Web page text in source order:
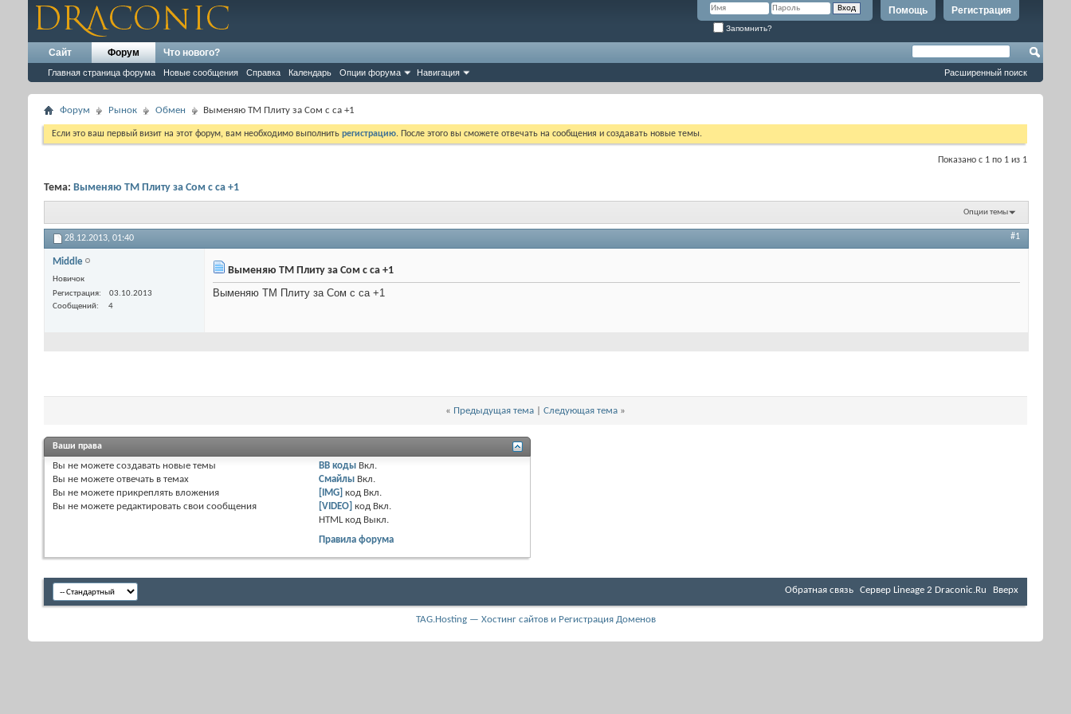
Регистрация
Помощь
Запомнить?
Сайт Форум
Главная страница форума Новые сообщения Справка Календарь Опции форума Навигация
Что нового?
Расширенный поиск
Форум Рынок Обмен Выменяю ТМ Плиту за Сом с са +1
Если это ваш первый визит на этот форум, вам необходимо выполнить регистрацию. После этого вы сможете отвечать на сообщения и создавать новые темы.
Показано с 1 по 1 из 1
Тема: Выменяю ТМ Плиту за Сом с са +1
Опции темы
28.12.2013, 01:40 #1
Middle
Новичок
Регистрация
03.10.2013
Сообщений
4
Выменяю ТМ Плиту за Сом с са +1
Выменяю ТМ Плиту за Сом с са +1
« Предыдущая тема Следующая тема »
Ваши права
Вы не можете создавать новые темы
Вы не можете отвечать в темах
Вы не можете прикреплять вложения
Вы не можете редактировать свои сообщения
BB коды Вкл.
Смайлы Вкл.
[IMG] код Вкл.
[VIDEO] код Вкл.
HTML код Выкл.
Правила форума
Обратная связь Cервер Lineage 2 Draconic.Ru Вверх
TAG.Hosting — Хостинг сайтов и Регистрация Доменов